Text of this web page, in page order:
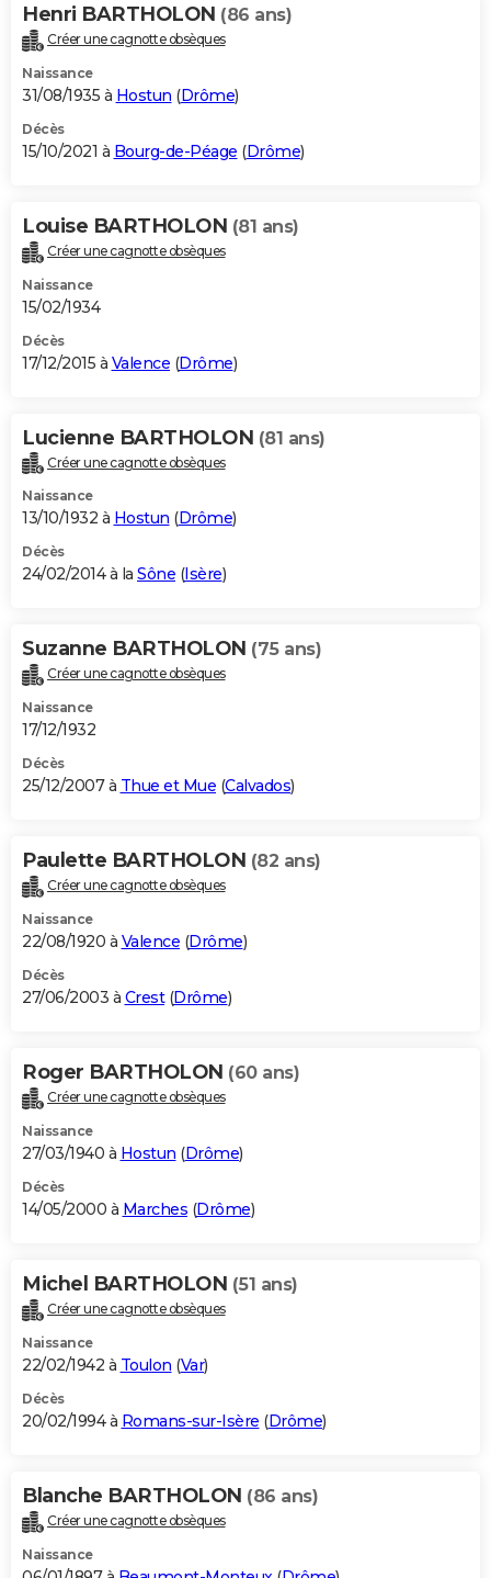
Bricolage
Lifestyle
Culture
Sport
Auto
Television
Voyage
Cinema
Henri BARTHOLON (86 ans)
Créer une cagnotte obsèques
Naissance
31/08/1935 à Hostun (Drôme)
Décès
15/10/2021 à Bourg-de-Péage (Drôme)
Louise BARTHOLON (81 ans)
Créer une cagnotte obsèques
Naissance
15/02/1934
Décès
17/12/2015 à Valence (Drôme)
Lucienne BARTHOLON (81 ans)
Créer une cagnotte obsèques
Naissance
13/10/1932 à Hostun (Drôme)
Décès
24/02/2014 à la Sône (Isère)
Suzanne BARTHOLON (75 ans)
Créer une cagnotte obsèques
Naissance
17/12/1932
Décès
25/12/2007 à Thue et Mue (Calvados)
Paulette BARTHOLON (82 ans)
Créer une cagnotte obsèques
Naissance
22/08/1920 à Valence (Drôme)
Décès
27/06/2003 à Crest(Drôme)
Roger BARTHOLON (60 ans)
Créer une cagnotte obsèques
Naissance
27/03/1940 à Hostun (Drôme)
Décès
14/05/2000 à Marches (Drôme)
Michel BARTHOLON (51 ans)
Créer une cagnotte obsèques
Naissance
22/02/1942 à Toulon (Var)
Décès
20/02/1994 à Romans-sur-Isère (Drôme)
Blanche BARTHOLON (86 ans)
Créer une cagnotte obsèques
Naissance